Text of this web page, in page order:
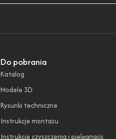
Do pobrania
Katalog
Modele 3D
Rysunki techniczne
Instrukcje montażu
Instrukcje czyszczenia i pielęgnacji